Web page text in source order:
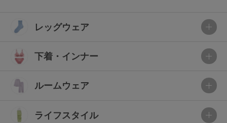
レッグウェア
下着・インナー
ルームウェア
ライフスタイル